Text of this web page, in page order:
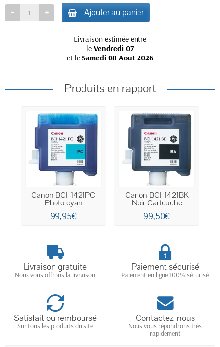
Ajouter au panier
Livraison estimée entre
le Vendredi 07
et le Samedi 08 Aout 2026
Produits en rapport
Canon BCI-1421PC
Photo cyan
Cartouche...
99,95€
Canon BCI-1421BK
Noir Cartouche
d'encre...
99,50€
Livraison gratuite
Nous vous offrons la livraison
Paiement sécurisé
Paiement en ligne 100% sécurisé
Satisfait ou remboursé
Sur tous les produits du site
Contactez-nous
Nous vous répondrons très
rapidement